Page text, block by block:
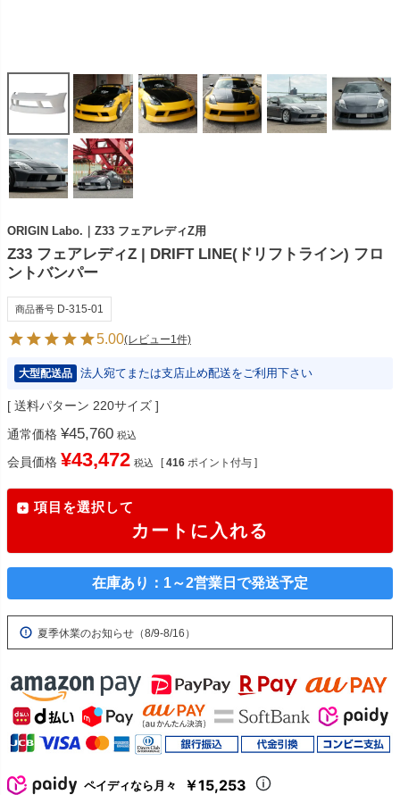
ORIGIN Labo.｜Z33 フェアレディZ用
Z33 フェアレディZ | DRIFT LINE(ドリフトライン) フロ
ントバンパー
商品番号 D-315-01
5.00(レビュー1件)
大型配送品 法人宛てまたは支店止め配送をご利用下さい
送料パターン 220サイズ
通常価格 ¥45,760 税込
会員価格 ¥43,472 税込 [ 416 ポイント付与 ]
項目を選択して
カートに入れる
在庫あり：1～2営業日で発送予定
夏季休業のお知らせ（8/9-8/16）
ペイディなら月々 ￥15,253